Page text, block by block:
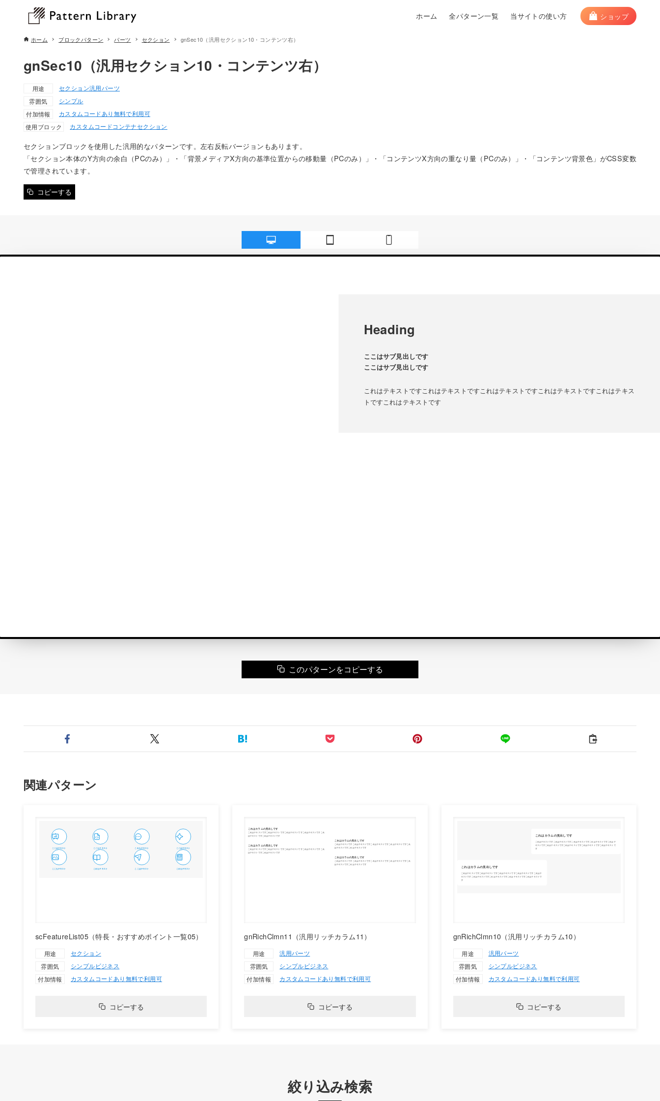
ホーム 全パターン一覧 当サイトの使い方 ショップ
ホーム ブロックパターン パーツ セクション gnSec10（汎用セクション10・コンテンツ右）
gnSec10（汎用セクション10・コンテンツ右）
用途 セクション汎用パーツ
雰囲気
シンプル
付加情報
カスタムコードあり 無料で利用可
使用ブロック
カスタムコードコンテナセクション
セクションブロックを使用した汎用的なパターンです。左右反転バージョンもあります。
「セクション本体のY方向の余白（PCのみ）」・「背景メディアX方向の基準位置からの移動量（PCのみ）」・「コンテンツX方向の重なり量（PCのみ）」・「コンテンツ背景色」がCSS変数
で管理されています。
コピーする
このパターンをコピーする
関連パターン
scFeatureList05（特長・おすすめポイント一覧05）
用途
セクション
雰囲気
シンプルビジネス
付加情報
カスタムコードあり 無料で利用可
コピーする
gnRichClmn11（汎用リッチカラム11）
用途
汎用パーツ
雰囲気
シンプルビジネス
付加情報
カスタムコードあり 無料で利用可
コピーする
gnRichClmn10（汎用リッチカラム10）
用途
汎用パーツ
雰囲気
シンプルビジネス
付加情報
カスタムコードあり無料で利用可
コピーする
絞り込み検索